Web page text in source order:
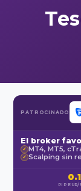
PATROCINADO
El broker
✓ MT4, MT5,
✓ Scalping sin
0.1
PIP EUR/